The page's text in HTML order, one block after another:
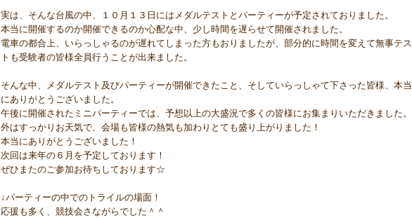
実は、そんな台風の中、１０月１３日にはメダルテストとパーティーが予定されておりました。
本当に開催するのか開催できるのか心配な中、少し時間を遅らせて開催されました。
電車の都合上、いらっしゃるのが遅れてしまった方もおりましたが、部分的に時間を変えて無事テス
トも受験者の皆様全員行うことが出来ました。
そんな中、メダルテスト及びパーティーが開催できたこと、そしていらっしゃて下さった皆様、本当
にありがとうございました。
午後に開催されたミニパーティーでは、予想以上の大盛況で多くの皆様にお集まりいただきました。
外はすっかりお天気で、会場も皆様の熱気も加わりとても盛り上がりました！
本当にありがとうございました！
次回は来年の６月を予定しております！
ぜひまたのご参加お待ちしております☆
↓パーティーの中でのトライルの場面！
応援も多く、競技会さながらでした＾＾